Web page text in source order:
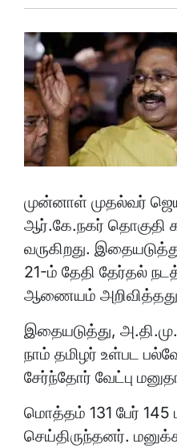
முன்னாள் முதல்வர்
ஆர்.கே.நகர் தொகுதி
வருகிறது.
21-ம் தேதி தேர்தல்
ஆணையம்
இதையடுத்து,
நாம் தமிழர் உள்பட
சேர்ந்தோர் வேட்பு
மொத்தம் 131 பேர்
செய்திருந்தனர்.